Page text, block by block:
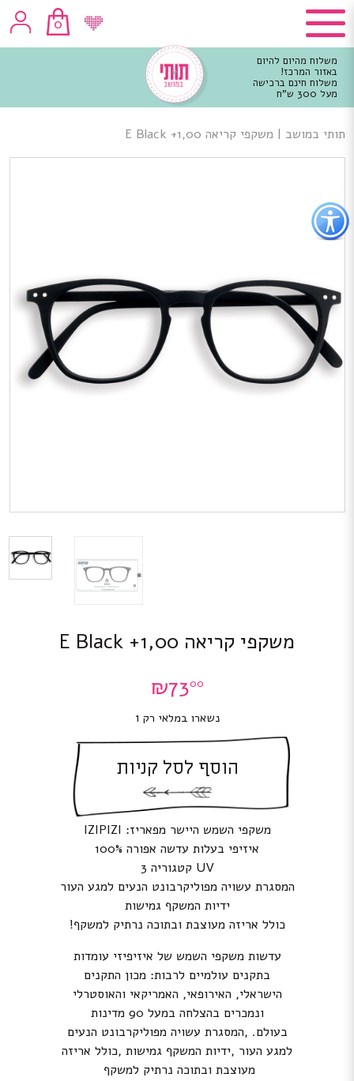
כפתור
לפתיחת
תפריט
נגישות
0
משלוח מהיום להיום
באזור המרכז!
משלוח חינם ברכישה
מעל 300 ש"ח
מרכזי
תותי במושב | משקפי קריאה E Black +1,00
משקפי קריאה E Black +1,00
₪7300
נשארו במלאי רק 1
הוסף לסל קניות
משקפי השמש היישר מפאריז: IZIPIZI
איזיפי בעלות עדשה אפורה 100%
UV קטגוריה 3
המסגרת עשויה מפוליקרבונט הנעים למגע העור
ידיות המשקף גמישות
כולל אריזה מעוצבת ובתוכה נרתיק למשקף!
עדשות משקפי השמש של איזיפיזי עומדות
בתקנים עולמיים לרבות: מכון התקנים
הישראלי, האירופאי, האמריקאי והאוסטרלי
ונמכרים בהצלחה במעל 90 מדינות
בעולם. ,המסגרת עשויה מפוליקרבונט הנעים
למגע העור ,ידיות המשקף גמישות ,כולל אריזה
מעוצבת ובתוכה נרתיק למשקף